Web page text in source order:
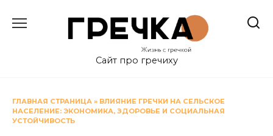
Сайт про гречиху
ГЛАВНАЯ СТРАНИЦА » ВЛИЯНИЕ ГРЕЧКИ НА СЕЛЬСКОЕ
НАСЕЛЕНИЕ: ЭКОНОМИКА, ЗДОРОВЬЕ И СОЦИАЛЬНАЯ
УСТОЙЧИВОСТЬ